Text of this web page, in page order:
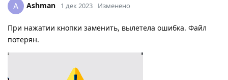
A Ashman 1 дек 2023 Изменено
При нажатии кнопки заменить, вылетела ошибка. Файл
потерян.